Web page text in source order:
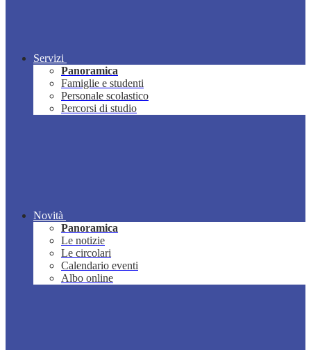
Servizi
Panoramica
Famiglie e studenti
Personale scolastico
Percorsi di studio
Novità
Panoramica
Le notizie
Le circolari
Calendario eventi
Albo online